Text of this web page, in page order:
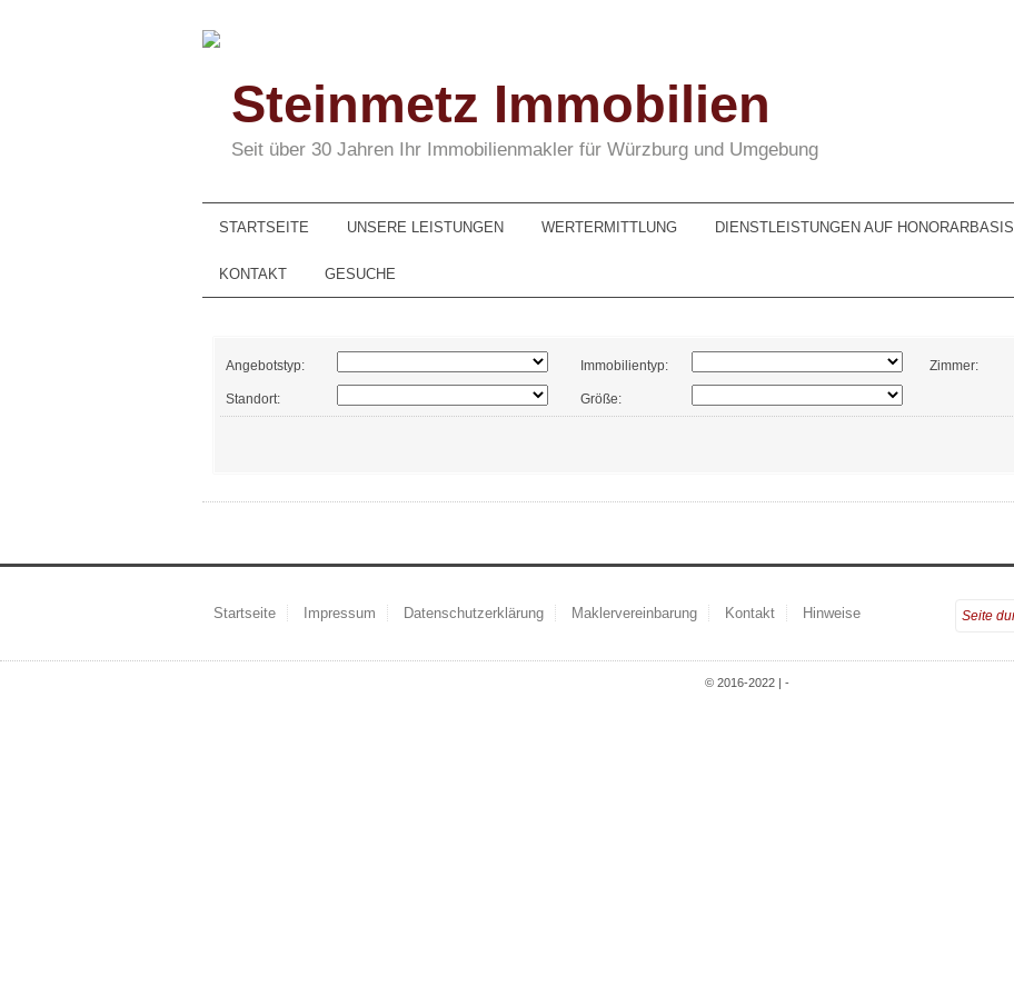
Steinmetz Immobilien
Seit über 30 Jahren Ihr Immobilienmakler für Würzburg und Umgebung
STARTSEITE UNSERE LEISTUNGEN WERTERMITTLUNG DIENSTLEISTUNGEN AUF HONORARBASIS
KONTAKT GESUCHE
Angebotstyp: Immobilientyp: Zimmer:
Standort: Größe:
Startseite Impressum Datenschutzerklärung Maklervereinbarung Kontakt Hinweise
© 2016-2022 | -